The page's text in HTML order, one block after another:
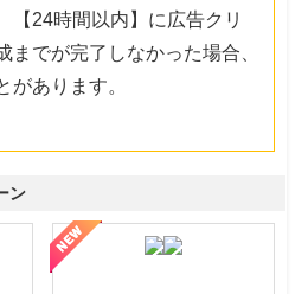
【24時間以内】に広告クリ
までが完了しなかった場合、
があります。
ン